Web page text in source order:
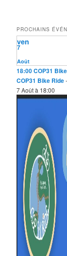
r
c
h
e
PROCHAINS
Août
7
ven
18:00COP31
COP31 Bike Ride
7 Août à 18:00